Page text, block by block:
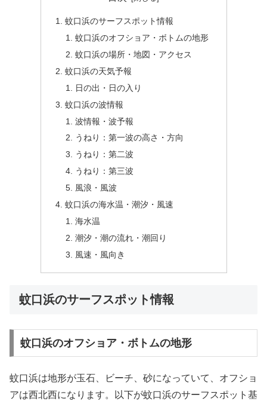
蚊口浜のサーフスポット情報
蚊口浜のオフショア・ボトムの地形
蚊口浜の場所・地図・アクセス
蚊口浜の天気予報
日の出・日の入り
蚊口浜の波情報
波情報・波予報
うねり：第一波の高さ・方向
うねり：第二波
うねり：第三波
風浪・風波
蚊口浜の海水温・潮汐・風速
海水温
潮汐・潮の流れ・潮回り
風速・風向き
蚊口浜のサーフスポット情報
蚊口浜のオフショア・ボトムの地形
蚊口浜は地形が玉石、ビーチ、砂になっていて、オフショ
アは西北西になります。以下が蚊口浜のサーフスポット基